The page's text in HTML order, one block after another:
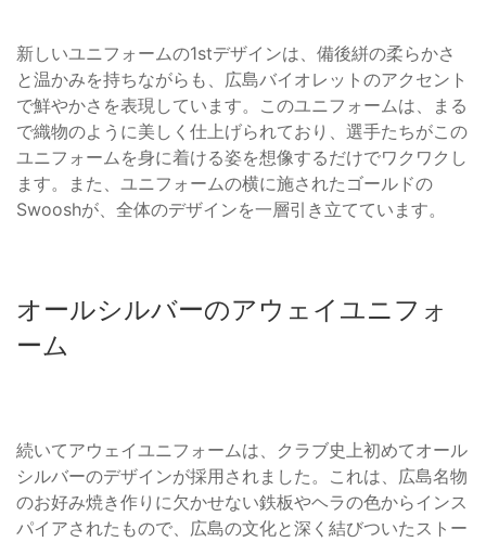
新しいユニフォームの1stデザインは、備後絣の柔らかさ
と温かみを持ちながらも、広島バイオレットのアクセント
で鮮やかさを表現しています。このユニフォームは、まる
で織物のように美しく仕上げられており、選手たちがこの
ユニフォームを身に着ける姿を想像するだけでワクワクし
ます。また、ユニフォームの横に施されたゴールドの
Swooshが、全体のデザインを一層引き立てています。
オールシルバーのアウェイユニフォ
ーム
続いてアウェイユニフォームは、クラブ史上初めてオール
シルバーのデザインが採用されました。これは、広島名物
のお好み焼き作りに欠かせない鉄板やヘラの色からインス
パイアされたもので、広島の文化と深く結びついたストー